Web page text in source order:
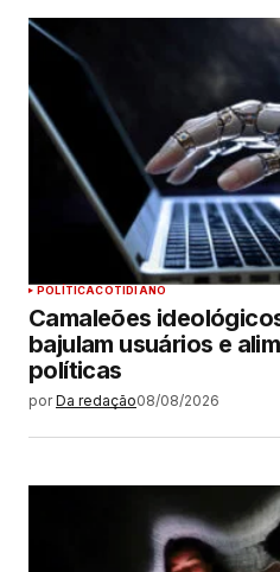
POLÍTICACOTIDIANO
Camaleões
bajulam usuários e
políticas
por Da redação08/08/2026